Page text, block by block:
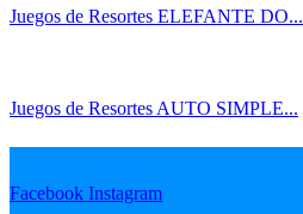
Juegos de Resortes ELEFANTE DO...
Juegos de Resortes AUTO SIMPLE...
Facebook Instagram